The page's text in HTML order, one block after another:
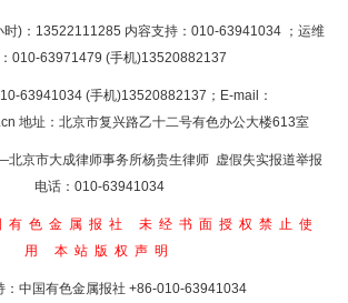
时)：13522111285 内容支持：010-63941034 ；运维
010-63971479 (手机)13520882137
63941034 (手机)13520882137；E-mail：
地址：北京市复兴路乙十二号有色办公大楼613室
京市大成律师事务所杨贵生律师 虚假失实报道举报
电话：010-63941034
色金属报社
未经书面授权禁止使
用 本站版权声明
：中国有色金属报社 +86-010-63941034